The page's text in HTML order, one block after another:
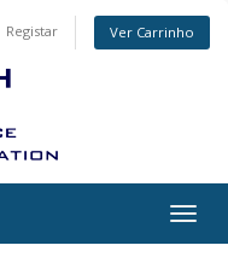
Registar Ver Carrinho